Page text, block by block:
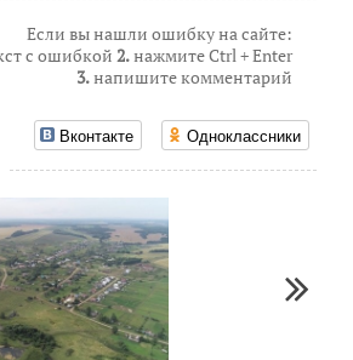
Если вы нашли ошибку на сайте:
с ошибкой 2.нажмите Ctrl + Enter
3.напишите комментарий
Вконтакте Одноклассники